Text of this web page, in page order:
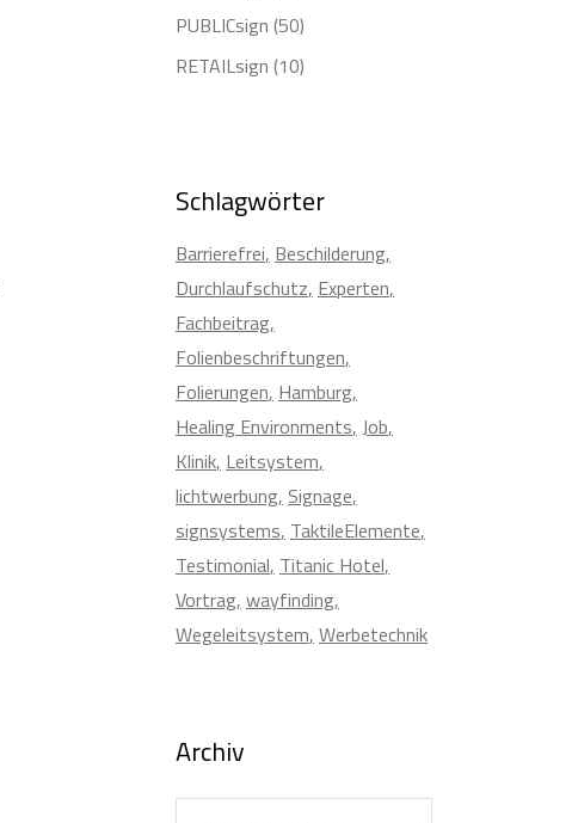
PUBLICsign (50)
RETAILsign (10)
Schlagwörter
Barrierefrei Beschilderung
Durchlaufschutz Experten
Fachbeitrag
Folienbeschriftungen
Folierungen Hamburg
Healing Environments Job
Klinik Leitsystem
lichtwerbung Signage
signsystems TaktileElemente
Testimonial Titanic Hotel
Vortrag wayfinding
Wegeleitsystem Werbetechnik
Archiv